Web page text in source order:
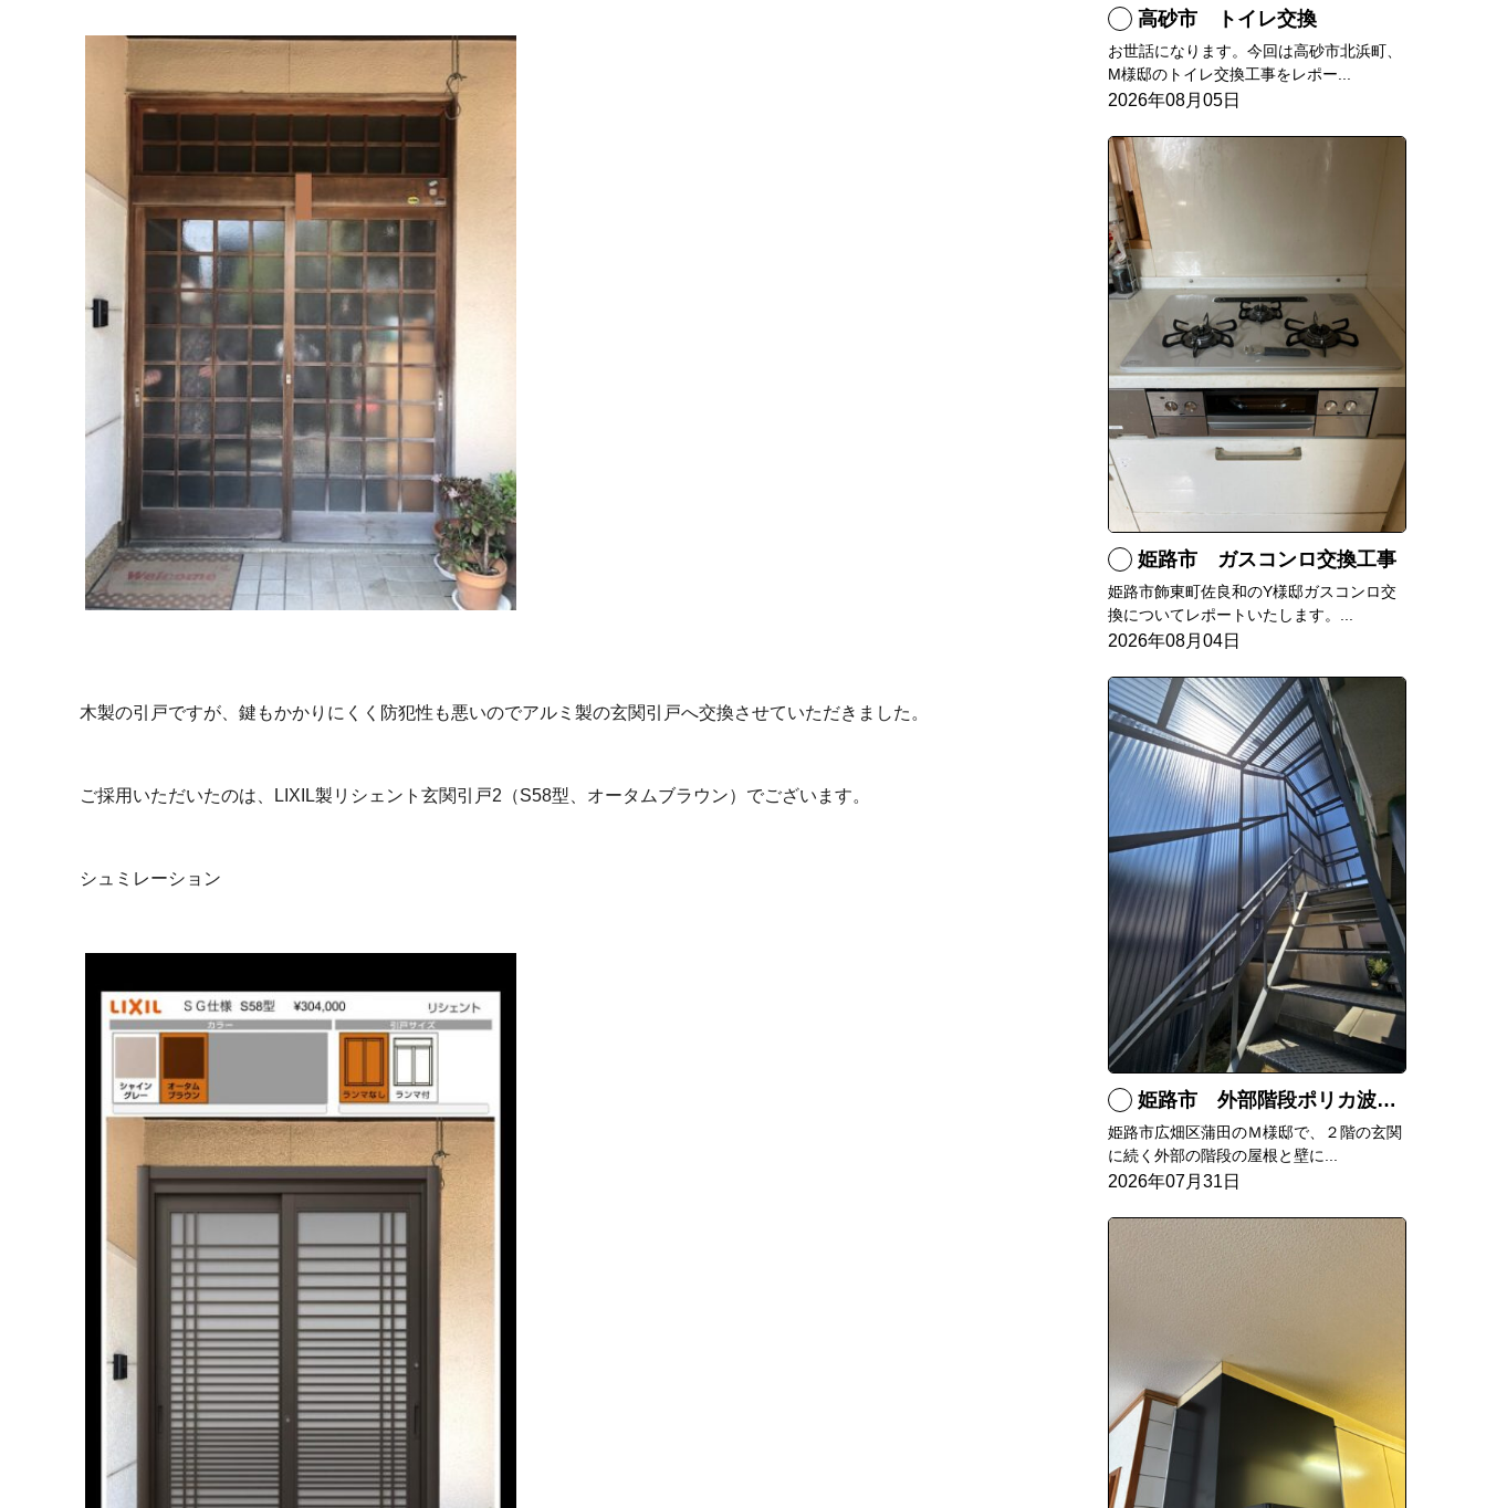
木製の引戸ですが、鍵もかかりにくく防犯性も悪いのでアルミ製の玄関引戸へ交換させていただきました。
ご採用いただいたのは、LIXIL製リシェント玄関引戸2（S58型、オータムブラウン）でございます。
シュミレーション
高砂市 トイレ交換
お世話になります。今回は高砂市北浜町、
M様邸のトイレ交換工事をレポー...
2026年08月05日
姫路市 ガスコンロ交換工事
姫路市飾東町佐良和のY様邸ガスコンロ交
換についてレポートいたします。...
2026年08月04日
姫路市 外部階段ポリカ波板張替工事
姫路市広畑区蒲田のＭ様邸で、２階の玄関
に続く外部の階段の屋根と壁に...
2026年07月31日